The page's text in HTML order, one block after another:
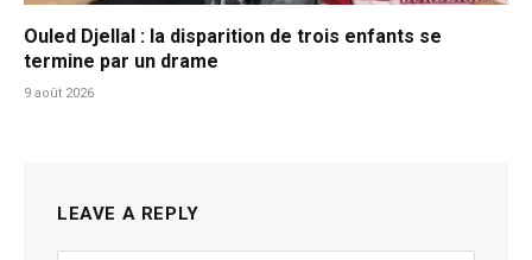
Ouled Djellal : la disparition de trois enfants se
termine par un drame
9 août 2026
LEAVE A REPLY